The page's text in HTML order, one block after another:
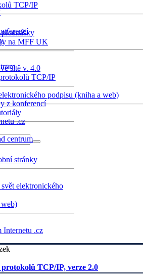
TCP/IP
podpisu (kniha a web)
.cz
na MFF UK
sítě v. 4.0
TCP/IP
z konferencí
centrum
stránky
elektronického
Internetu .cz
TCP/IP, verze 2.0